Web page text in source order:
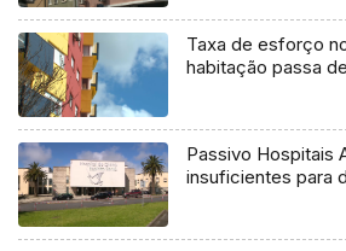
Taxa de esforço
habitação passa
Passivo Hospitais
insuficientes para